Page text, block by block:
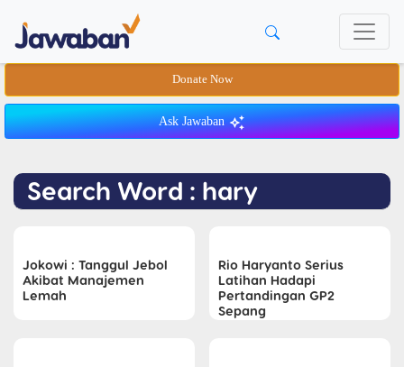
Donate Now
Ask Jawaban
Search Word : hary
Jokowi : Tanggul Jebol
Akibat Manajemen
Lemah
Rio Haryanto Serius
Latihan Hadapi
Pertandingan GP2
Sepang